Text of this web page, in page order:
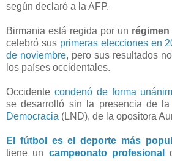
según declaró a la AFP.
Birmania está regida por un
celebró sus primeras elecciones en
de noviembre, pero sus resultados
los países occidentales.
Occidente condenó de forma
se desarrolló sin la presencia de la
Democracia (LND), de la opositora
El fútbol es el deporte más
tiene un campeonato profesional